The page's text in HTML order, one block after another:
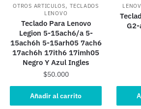
OTROS ARTICULOS,TECLADOS
LENOVO
Teclado Para Lenovo
Legion 5-15ach6/a 5-
15ach6h 5-15arh05 7ach6
17ach6h 17ith6 17imh05
Negro Y Azul Ingles
$50.000
Añadir al carrito